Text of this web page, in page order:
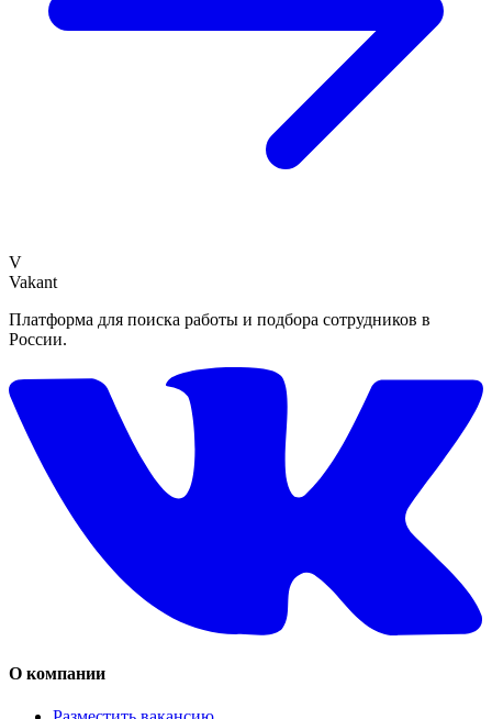
V
Vakant
Платформа для поиска работы и подбора сотрудников в
России.
О компании